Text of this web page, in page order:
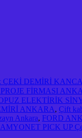
ÇEKİ DEMİRİ
FİRMASI
ELEKTİRİK
ANKARA, Çift
Ankara, FORD
PICK UP